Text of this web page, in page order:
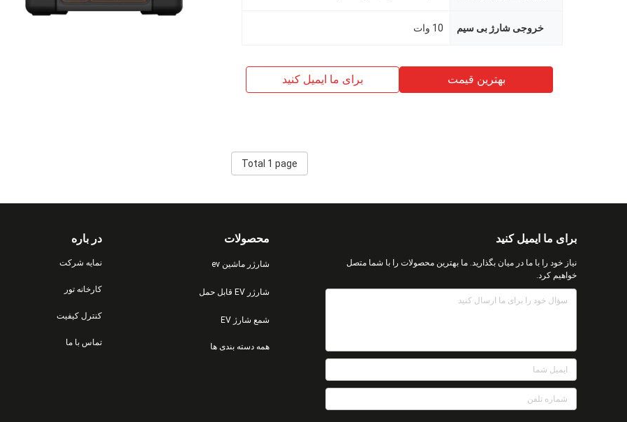
خروجی شارژ بی سیم 10 وات
بهترین قیمت برای ما ایمیل کنید
Total 1 page
در باره
نمایه شرکت
کارخانه تور
کنترل کیفیت
تماس با ما
محصولات
شارژر ماشین ev
شارژر EV قابل حمل
شمع شارژ EV
همه دسته بندی ها
برای ما ایمیل کنید
نیاز خود را با ما در میان بگذارید. ما بهترین محصولات را با شما متصل
خواهیم کرد.